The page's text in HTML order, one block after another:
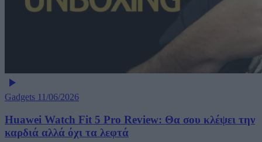
Gadgets 11/06/2026
Huawei Watch Fit 5 Pro Review: Θα σου κλέψει την
καρδιά αλλά όχι τα λεφτά